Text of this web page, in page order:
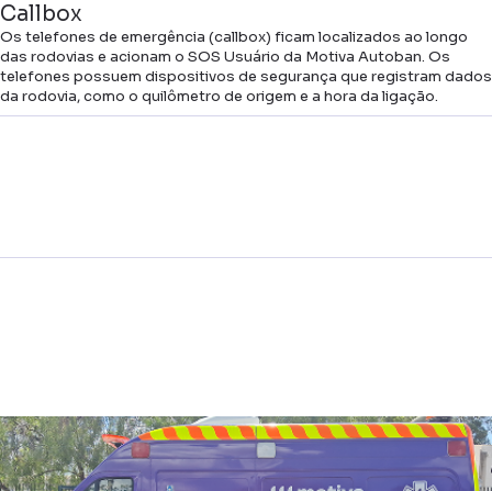
Callbox
Os telefones de emergência (callbox) ficam localizados ao longo
das rodovias e acionam o SOS Usuário da Motiva Autoban. Os
telefones possuem dispositivos de segurança que registram dados
da rodovia, como o quilômetro de origem e a hora da ligação.